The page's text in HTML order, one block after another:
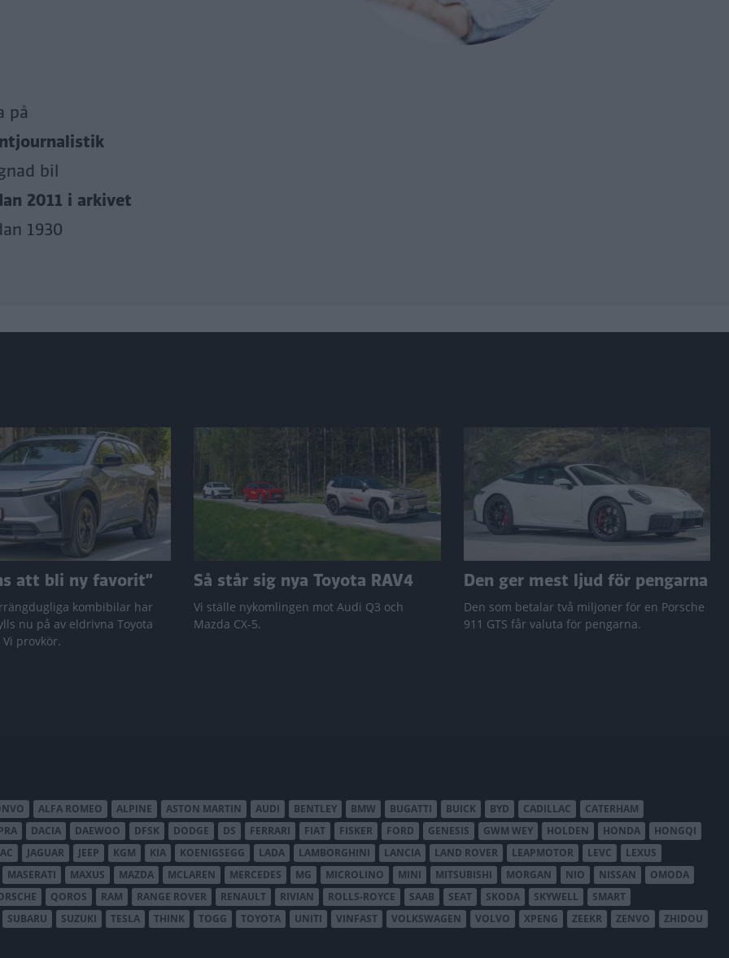
på
bil
2011 i arkivet
1930
att bli ny favorit”
kombibilar har
nu på av eldrivna Toyota
provkör.
Så står sig nya Toyota RAV4
Vi ställe nykomlingen mot Audi Q3 och
Mazda CX-5.
Den ger mest ljud för pengarna
Den som betalar två miljoner för en Porsche
911 GTS får valuta för pengarna.
ALFA ROMEO ALPINE ASTON MARTIN AUDI BENTLEY BMW BUGATTI BUICK BYD CADILLAC
CATERHAM
DACIA DAEWOO DFSK DODGE DS FERRARI FIAT FISKER FORD GENESIS GWM WEY HOLDEN HONDA
HONGQI
JAGUAR JEEP KGM KIA KOENIGSEGG LADA LAMBORGHINI LANCIA LAND ROVER LEAPMOTOR LEVC
LEXUS
MASERATI MAXUS MAZDA MCLAREN MERCEDES MG MICROLINO MINI MITSUBISHI MORGAN NIO NISSAN
OMODA
QOROS RAM RANGE ROVER RENAULT RIVIAN ROLLS-ROYCE SAAB SEAT SKODA SKYWELL
SMART
SUBARU SUZUKI TESLA THINK TOGG TOYOTA UNITI VINFAST VOLKSWAGEN VOLVO XPENG ZEEKR ZENVO ZHIDOU